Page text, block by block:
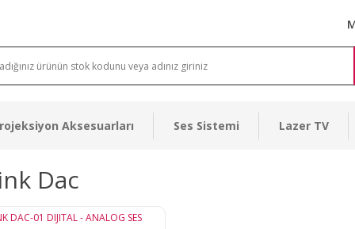
Aksesuarları Ses Sistemi Lazer TV
Dac